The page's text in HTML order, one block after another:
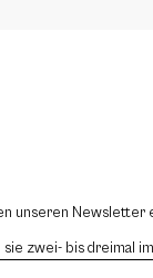
unseren Newsletter
zwei- bis dreimal